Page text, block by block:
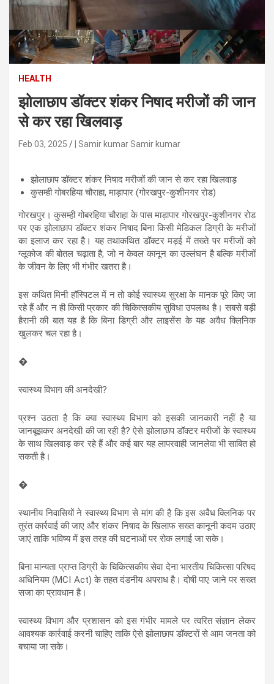
HEALTH
झोलाछाप डॉक्टर शंकर निषाद मरीजों की जान
से कर रहा खिलवाड़
Feb 03, 2025 | Samir kumar Samir kumar
झोलाछाप डॉक्टर शंकर निषाद मरीजों की जान से कर रहा खिलवाड़
कुसम्ही गोबरहिया चौराहा, माड़ापार (गोरखपुर-कुशीनगर रोड)
गोरखपुर। कुसम्ही गोबरहिया चौराहा के पास माड़ापार गोरखपुर-कुशीनगर रोड
पर एक झोलाछाप डॉक्टर शंकर निषाद बिना किसी मेडिकल डिग्री के मरीजों
का इलाज कर रहा है। यह तथाकथित डॉक्टर मड़ई में तख्ते पर मरीजों को
ग्लूकोज की बोतल चढ़ाता है, जो न केवल कानून का उल्लंघन है बल्कि मरीजों
के जीवन के लिए भी गंभीर खतरा है।
इस कथित मिनी हॉस्पिटल में न तो कोई स्वास्थ्य सुरक्षा के मानक पूरे किए जा
रहे हैं और न ही किसी प्रकार की चिकित्सकीय सुविधा उपलब्ध है। सबसे बड़ी
हैरानी की बात यह है कि बिना डिग्री और लाइसेंस के यह अवैध क्लिनिक
खुलकर चल रहा है।
�
स्वास्थ्य विभाग की अनदेखी?
प्रश्न उठता है कि क्या स्वास्थ्य विभाग को इसकी जानकारी नहीं है या
जानबूझकर अनदेखी की जा रही है? ऐसे झोलाछाप डॉक्टर मरीजों के स्वास्थ्य
के साथ खिलवाड़ कर रहे हैं और कई बार यह लापरवाही जानलेवा भी साबित हो
सकती है।
�
स्थानीय निवासियों ने स्वास्थ्य विभाग से मांग की है कि इस अवैध क्लिनिक पर
तुरंत कार्रवाई की जाए और शंकर निषाद के खिलाफ सख्त कानूनी कदम उठाए
जाएं ताकि भविष्य में इस तरह की घटनाओं पर रोक लगाई जा सके।
बिना मान्यता प्राप्त डिग्री के चिकित्सकीय सेवा देना भारतीय चिकित्सा परिषद
अधिनियम (MCI Act) के तहत दंडनीय अपराध है। दोषी पाए जाने पर सख्त
सजा का प्रावधान है।
स्वास्थ्य विभाग और प्रशासन को इस गंभीर मामले पर त्वरित संज्ञान लेकर
आवश्यक कार्रवाई करनी चाहिए ताकि ऐसे झोलाछाप डॉक्टरों से आम जनता को
बचाया जा सके।